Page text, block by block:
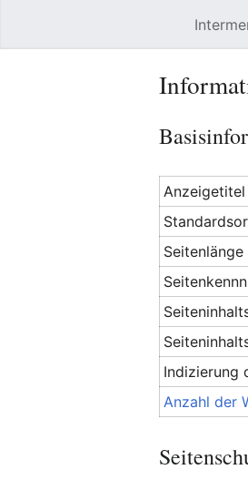
Anzeigetitel
Indizierung
Anzahl der